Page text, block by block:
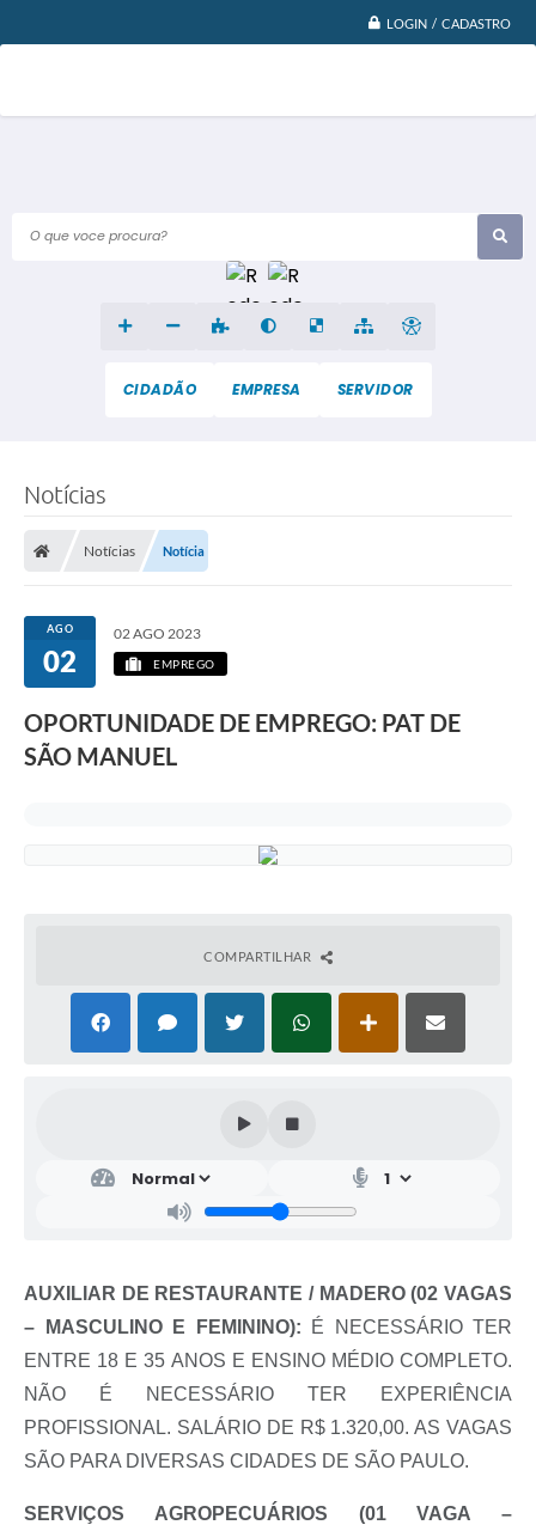
LOGIN / CADASTRO
O que voce procura?
CIDADÃO EMPRESA SERVIDOR
Notícias
Notícias Notícia
AGO
02
02 AGO 2023
EMPREGO
OPORTUNIDADE DE EMPREGO: PAT DE
SÃO MANUEL
COMPARTILHAR
AUXILIAR DE RESTAURANTE / MADERO (02 VAGAS
– MASCULINO E FEMININO):
É NECESSÁRIO TER
ENTRE 18 E 35 ANOS E ENSINO MÉDIO COMPLETO.
NÃO É NECESSÁRIO TER EXPERIÊNCIA
PROFISSIONAL. SALÁRIO DE R$ 1.320,00. AS VAGAS
SÃO PARA DIVERSAS CIDADES DE SÃO PAULO.
SERVIÇOS AGROPECUÁRIOS (01 VAGA –